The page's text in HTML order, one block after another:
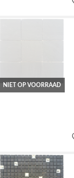
NIET OP VOORRAAD